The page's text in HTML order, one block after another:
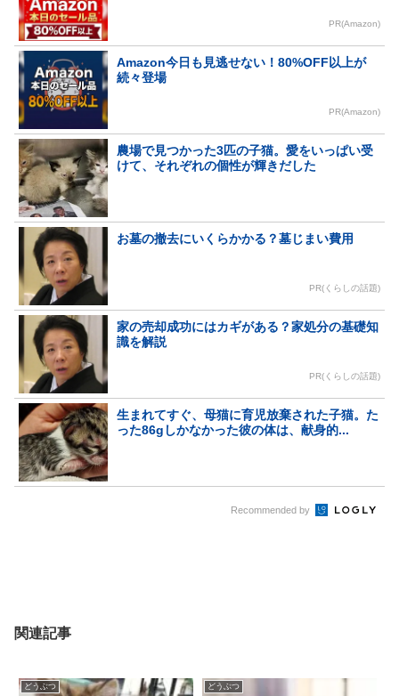
PR(Amazon)
Amazon今日も見逃せない！80%OFF以上が
続々登場
PR(Amazon)
農場で見つかった3匹の子猫。愛をいっぱい受
けて、それぞれの個性が輝きだした
お墓の撤去にいくらかかる？墓じまい費用
PR(くらしの話題)
家の売却成功にはカギがある？家処分の基礎知
識を解説
PR(くらしの話題)
生まれてすぐ、母猫に育児放棄された子猫。た
った86gしかなかった彼の体は、献身的...
Recommended by
関連記事
どうぶつ どうぶつ